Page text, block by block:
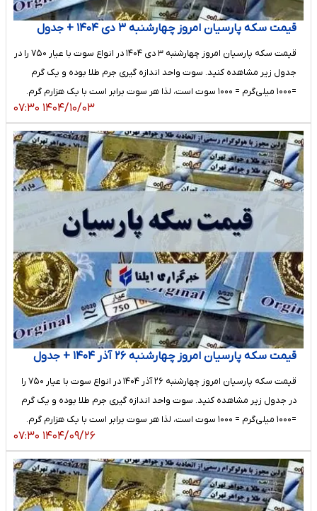
قیمت سکه پارسیان امروز چهارشنبه ۳ دی ۱۴۰۴ + جدول
قیمت سکه پارسیان امروز چهارشنبه ۳ دی ۱۴۰۴ در انواع سوت با عیار ۷۵۰ را در
جدول زیر مشاهده کنید. سوت واحد اندازه گیری جرم طلا بوده و یک گرم
=۱۰۰۰ میلی‌گرم = ۱۰۰۰ سوت است، لذا هر سوت برابر است با یک هزارم گرم.
۱۴۰۴/۱۰/۰۳ ۰۷:۳۰
قیمت سکه پارسیان امروز چهارشنبه ۲۶ آذر ۱۴۰۴ + جدول
قیمت سکه پارسیان امروز چهارشنبه ۲۶ آذر ۱۴۰۴ در انواع سوت با عیار ۷۵۰ را
در جدول زیر مشاهده کنید. سوت واحد اندازه گیری جرم طلا بوده و یک گرم
=۱۰۰۰ میلی‌گرم = ۱۰۰۰ سوت است، لذا هر سوت برابر است با یک هزارم گرم.
۱۴۰۴/۰۹/۲۶ ۰۷:۳۰